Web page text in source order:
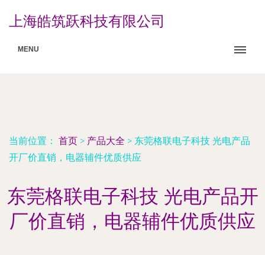
上海皓筑跃科技有限公司
MENU
当前位置： 首页 > 产品大全 > 东莞格联电子科技 光电产品
开厂价直销，电器辅件优质供应
东莞格联电子科技 光电产品开
厂价直销，电器辅件优质供应